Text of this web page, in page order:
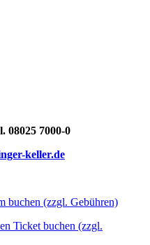
08025 7000-0
keller.de
buchen (zzgl. Gebühren)
Ticket buchen (zzgl.